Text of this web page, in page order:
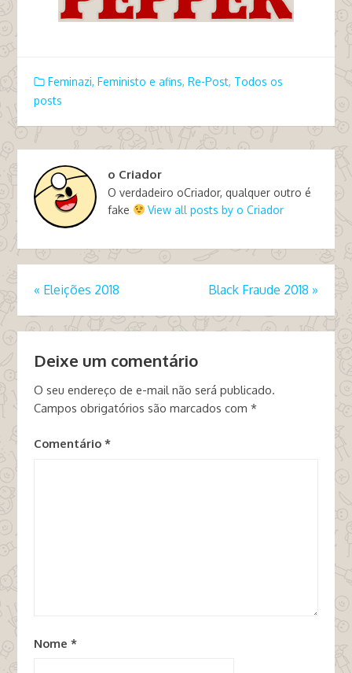
Feminazi, Feministo e afins, Re-Post, Todos os
posts
o Criador
O verdadeiro oCriador, qualquer outro é
fake
View all posts by o Criador
« Eleições 2018 Black Fraude 2018 »
Deixe um comentário
O seu endereço de e-mail não será publicado.
Campos obrigatórios são marcados com *
Comentário *
Nome *